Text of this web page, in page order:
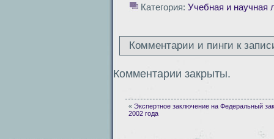
Категория: Учебная и научная
Комментарии и пинги к
Комментарии закрыты.
« Экспертное заключение на Федеральный
2002 года